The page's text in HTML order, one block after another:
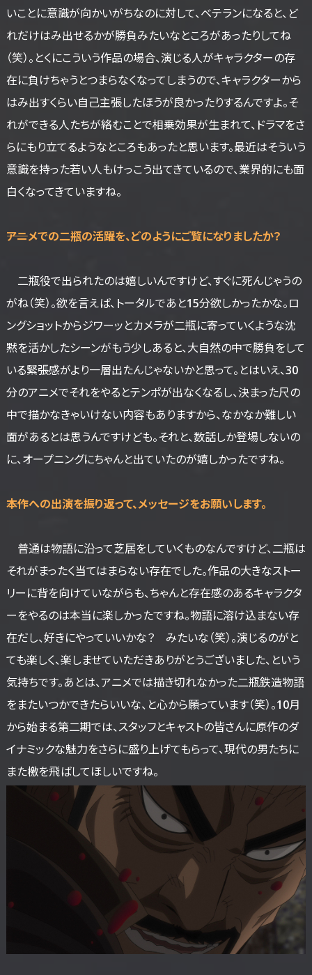
いことに意識が向かいがちなのに対して、ベテランになると、ど
れだけはみ出せるかが勝負みたいなところがあったりしてね
（笑）。とくにこういう作品の場合、演じる人がキャラクターの存
在に負けちゃうとつまらなくなってしまうので、キャラクターから
はみ出すくらい自己主張したほうが良かったりするんですよ。そ
れができる人たちが絡むことで相乗効果が生まれて、ドラマをさ
らにもり立てるようなところもあったと思います。最近はそういう
意識を持った若い人もけっこう出てきているので、業界的にも面
白くなってきていますね。
――アニメでの二瓶の活躍を、どのようにご覧になりましたか？
二瓶役で出られたのは嬉しいんですけど、すぐに死んじゃうの
がね（笑）。欲を言えば、トータルであと15分欲しかったかな。ロ
ングショットからジワーッとカメラが二瓶に寄っていくような沈
黙を活かしたシーンがもう少しあると、大自然の中で勝負をして
いる緊張感がより一層出たんじゃないかと思って。とはいえ、30
分のアニメでそれをやるとテンポが出なくなるし、決まった尺の
中で描かなきゃいけない内容もありますから、なかなか難しい
面があるとは思うんですけども。それと、数話しか登場しないの
に、オープニングにちゃんと出ていたのが嬉しかったですね。
――本作への出演を振り返って、メッセージをお願いします。
普通は物語に沿って芝居をしていくものなんですけど、二瓶は
それがまったく当てはまらない存在でした。作品の大きなストー
リーに背を向けていながらも、ちゃんと存在感のあるキャラクタ
ーをやるのは本当に楽しかったですね。物語に溶け込まない存
在だし、好きにやっていいかな？ みたいな（笑）。演じるのがと
ても楽しく、楽しませていただきありがとうございました、という
気持ちです。あとは、アニメでは描き切れなかった二瓶鉄造物語
をまたいつかできたらいいな、と心から願っています（笑）。10月
から始まる第二期では、スタッフとキャストの皆さんに原作のダ
イナミックな魅力をさらに盛り上げてもらって、現代の男たちに
また檄を飛ばしてほしいですね。